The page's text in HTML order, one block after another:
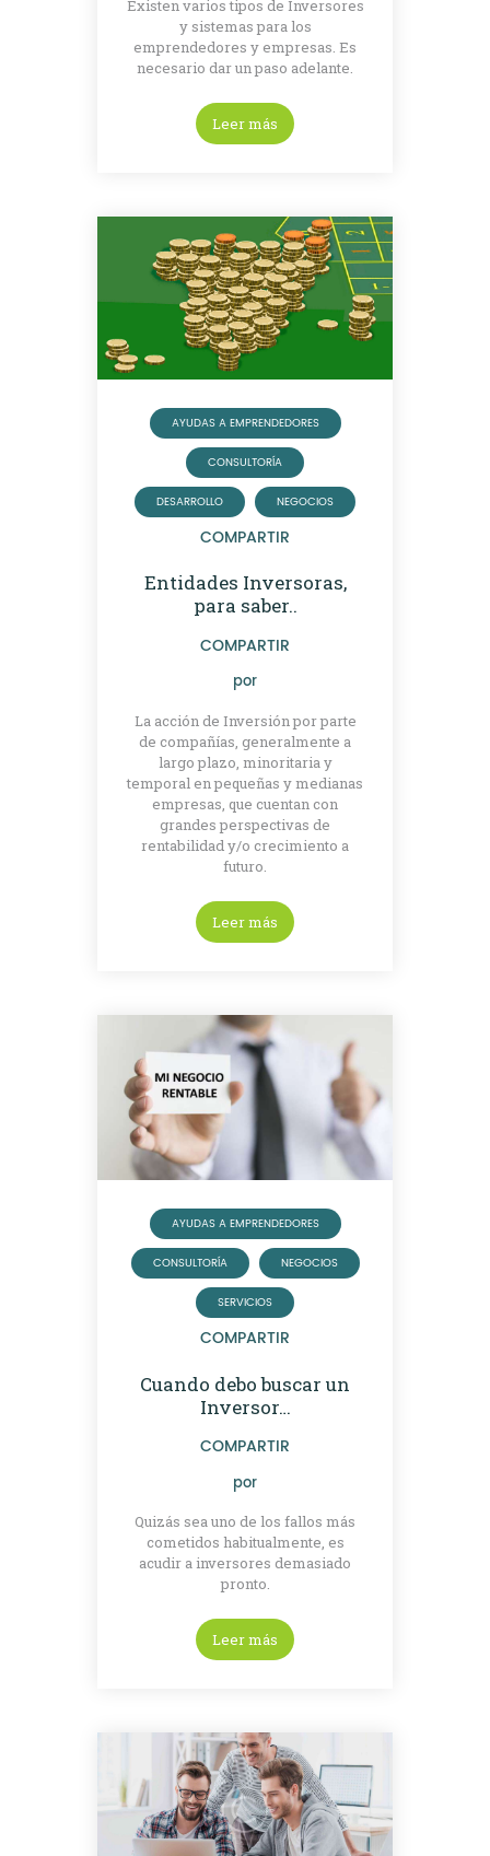
Existen varios tipos de Inversores
y sistemas para los
emprendedores y empresas. Es
necesario dar un paso adelante.
Leer más
AYUDAS A EMPRENDEDORES
CONSULTORÍA
DESARROLLO NEGOCIOS
COMPARTIR
Entidades Inversoras,
para saber..
COMPARTIR
por
La acción de Inversión por parte
de compañías, generalmente a
largo plazo, minoritaria y
temporal en pequeñas y medianas
empresas, que cuentan con
grandes perspectivas de
rentabilidad y/o crecimiento a
futuro.
Leer más
AYUDAS A EMPRENDEDORES
CONSULTORÍA NEGOCIOS
SERVICIOS
COMPARTIR
Cuando debo buscar un
Inversor…
COMPARTIR
por
Quizás sea uno de los fallos más
cometidos habitualmente, es
acudir a inversores demasiado
pronto.
Leer más